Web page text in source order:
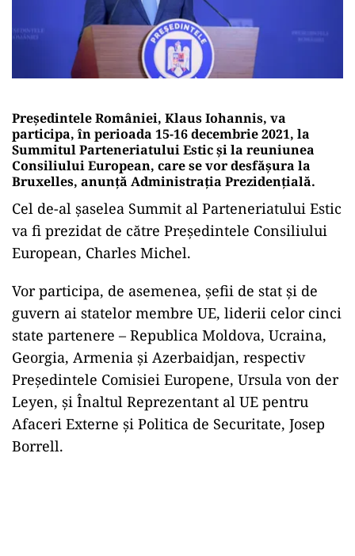
Președintele României, Klaus Iohannis, va
participa, în perioada 15-16 decembrie 2021, la
Summitul Parteneriatului Estic şi la reuniunea
Consiliului European, care se vor desfășura la
Bruxelles, anunță Administrația Prezidențială.
Cel de-al șaselea Summit al Parteneriatului Estic
va fi prezidat de către Președintele Consiliului
European, Charles Michel.
Vor participa, de asemenea, șefii de stat și de
guvern ai statelor membre UE, liderii celor cinci
state partenere – Republica Moldova, Ucraina,
Georgia, Armenia și Azerbaidjan, respectiv
Președintele Comisiei Europene, Ursula von der
Leyen, și Înaltul Reprezentant al UE pentru
Afaceri Externe și Politica de Securitate, Josep
Borrell.